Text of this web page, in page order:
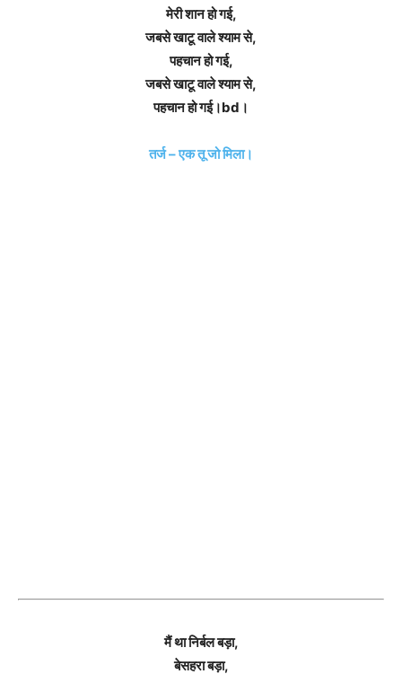
मेरी शान हो गई,
जबसे खाटू वाले श्याम से,
पहचान हो गई,
जबसे खाटू वाले श्याम से,
पहचान हो गई।bd।
तर्ज – एक तू जो मिला।
मैं था निर्बल बड़ा,
बेसहरा बड़ा,